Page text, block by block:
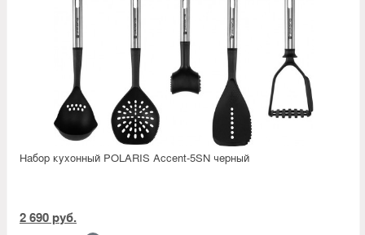
Набор кухонный POLARIS Accent-5SN черный
2 690 руб.